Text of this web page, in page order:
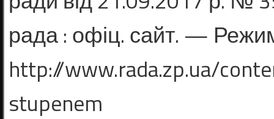
рада : офіц. сайт. —
http://www.rada.zp.ua/
stupenem